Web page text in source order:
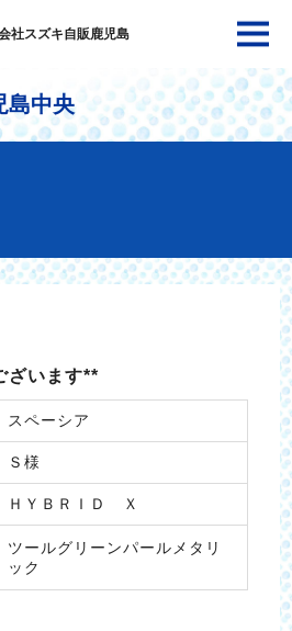
社スズキ自販鹿児島
島中央
ざいます**
スペーシア
Ｓ様
ＨＹＢＲＩＤ Ｘ
ツールグリーンパールメタリ
ック